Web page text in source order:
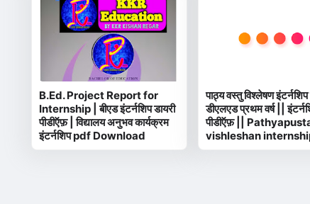
B.Ed. Project Report for
Internship | बीएड इंटर्नशिप डायरी
पीडीऍफ़ | विद्यालय अनुभव कार्यक्रम
इंटर्नशिप pdf Download
पाठ्य वस्तु विश्लेषण इंटर्नशिप
डीएलएड प्रथम वर्ष ||
पीडीऍफ़ ||
vishleshan